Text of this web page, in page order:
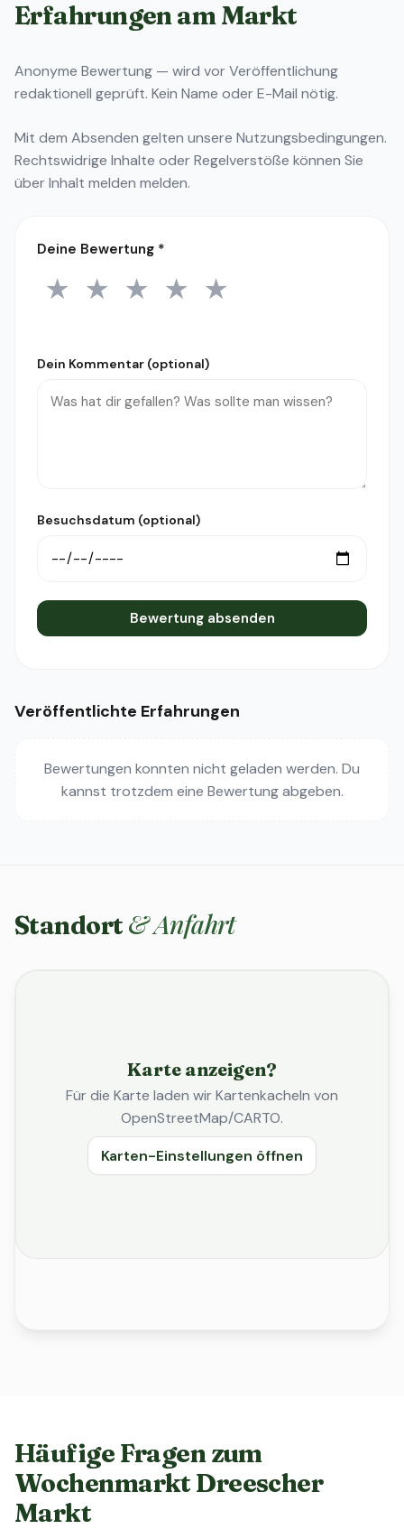
Erfahrungen am Markt
Anonyme Bewertung — wird vor Veröffentlichung
redaktionell geprüft. Kein Name oder E-Mail nötig.
Mit dem Absenden gelten unsere Nutzungsbedingungen.
Rechtswidrige Inhalte oder Regelverstöße können Sie
überInhalt melden melden.
Deine Bewertung *
1 Stern
★ 2 Sterne
★ 3 Sterne
★ 4 Sterne
★ 5 Sterne
★
Dein Kommentar (optional)
Besuchsdatum (optional)
Bewertung absenden
Veröffentlichte Erfahrungen
Bewertungen konnten nicht geladen werden. Du
kannst trotzdem eine Bewertung abgeben.
Standort & Anfahrt
Karte anzeigen?
Für die Karte laden wir Kartenkacheln von
OpenStreetMap/CARTO.
Karten-Einstellungen öffnen
Häufige Fragen zum
Wochenmarkt Dreescher
Markt